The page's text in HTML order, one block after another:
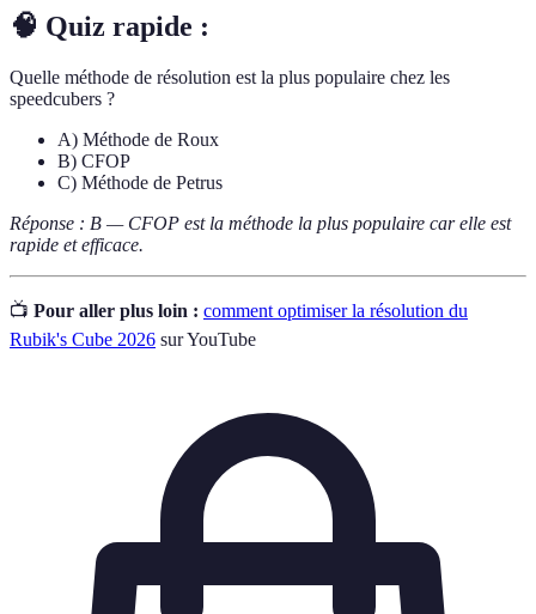
🧠 Quiz rapide :
Quelle méthode de résolution est la plus populaire chez les
speedcubers ?
A) Méthode de Roux
B) CFOP
C) Méthode de Petrus
Réponse : B — CFOP est la méthode la plus populaire car elle est
rapide et efficace.
📺 Pour aller plus loin : comment optimiser la résolution du
Rubik's Cube 2026 sur YouTube